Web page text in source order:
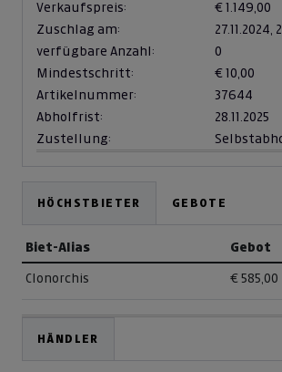
Verkaufspreis:
€ 1.149,00
Zuschlag am:
27.11.2024,
verfügbare Anzahl:
0
Mindestschritt:
€ 10,00
Artikelnummer:
37644
Abholfrist:
28.11.2025
Zustellung:
HÖCHSTBIETER GEBOTE
Biet-Alias Gebot
Clonorchis € 585,00
HÄNDLER